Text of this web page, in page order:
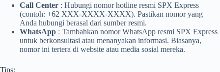
Call Center : Hubungi nomor hotline resmi SPX Express
(contoh: +62 XXX-XXXX-XXXX). Pastikan nomor yang
Anda hubungi berasal dari sumber resmi.
WhatsApp : Tambahkan nomor WhatsApp resmi SPX Express
untuk berkonsultasi atau menanyakan informasi. Biasanya,
nomor ini tertera di website atau media sosial mereka.
Tips: